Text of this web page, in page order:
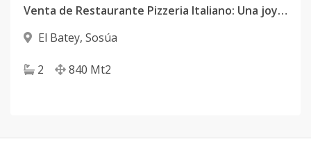
Venta de Restaurante Pizzeria Italiano: Una joya gastronómica en el corazón de Sosúa, República Dominicana.
El Batey, Sosúa
2 840 Mt2